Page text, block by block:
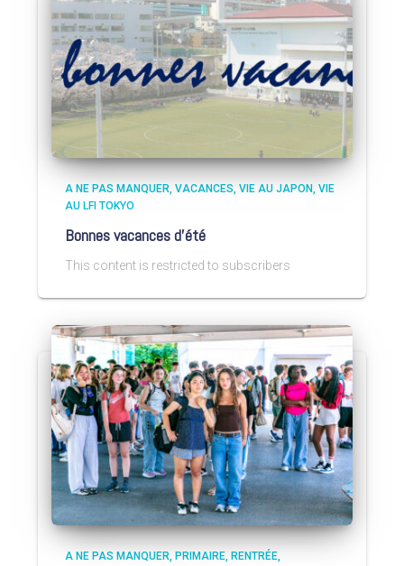
A NE PAS MANQUER VACANCES VIE AU JAPON VIE
AU LFI TOKYO
Bonnes vacances d’été
This content is restricted to subscribers
A NE PAS MANQUER PRIMAIRE RENTRÉE